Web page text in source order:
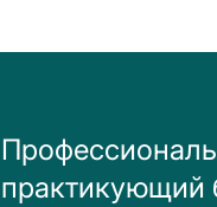
практикующий